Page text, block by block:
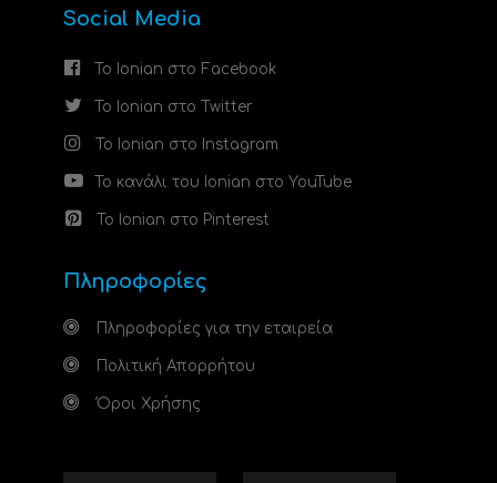
Social Media
Το Ionian στο Facebook
Το Ionian στο Twitter
Το Ionian στο Instagram
Το κανάλι του Ionian στο YouTube
Το Ionian στο Pinterest
Πληροφορίες
Πληροφορίες για την εταιρεία
Πολιτική Απορρήτου
Όροι Χρήσης